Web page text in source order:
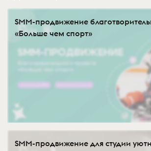
SMM-продвижение
«Больше чем спорт»
SMM-продвижение для студии